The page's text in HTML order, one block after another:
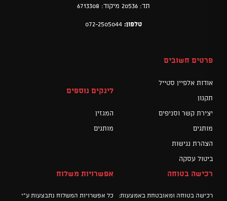
תד: 20536 מיקוד: 6713308
טלפון: 072-2505044
פרטים חשובים
אודות אלפיין סטייל
תקנון
יצירת קשר וסניפים
מותגים
הצהרת נגישות
ביטול עסקה
לינקים נוספים
המגזין
מותגים
רכישה בטוחה
רכישה בטוחה ומאובטחת באמצעות:
אפשרויות משלוח
כל אפשרויות המשלוח נתבצעות ע"י